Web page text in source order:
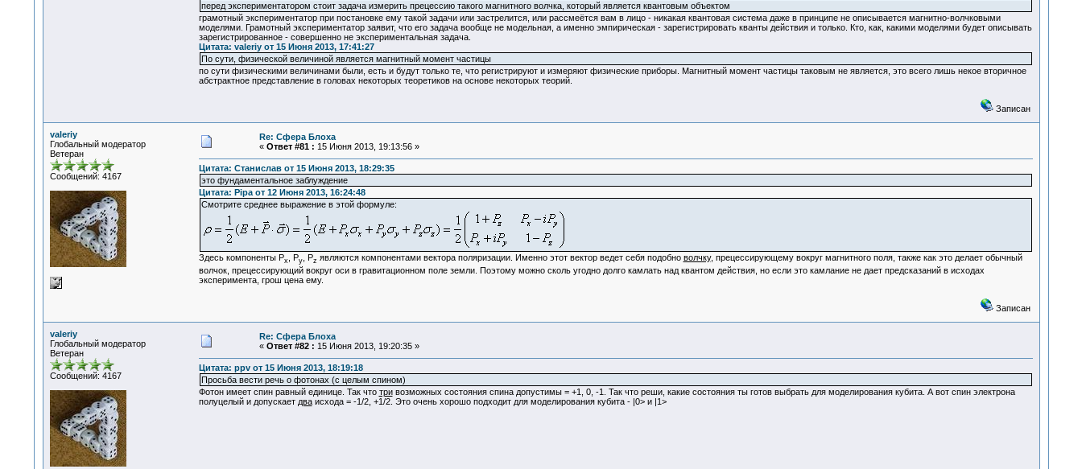
перед экспериментатором стоит задача измерить прецессию такого магнитного волчка, который является квантовым объектом
грамотный экспериментатор при постановке ему такой задачи или застрелится, или рассмеётся вам в лицо - никакая квантовая система даже в принципе не описывается магнитно-волчковыми
моделями. Грамотный экспериментатор заявит, что его задача вообще не модельная, а именно эмпирическая - зарегистрировать кванты действия и только. Кто, как, какими моделями будет описывать
зарегистрированное - совершенно не экспериментальная задача.
Цитата: valeriy от 15 Июня 2013, 17:41:27
По сути, физической величиной является магнитный момент частицы
по сути физическими величинами были, есть и будут только те, что регистрируют и измеряют физические приборы. Магнитный момент частицы таковым не является, это всего лишь некое вторичное
абстрактное представление в головах некоторых теоретиков на основе некоторых теорий.
Записан
valeriy
Глобальный модератор
Ветеран
Сообщений: 4167
Re: Сфера Блоха
« Ответ #81 : 15 Июня 2013, 19:13:56 »
Цитата: Станислав от 15 Июня 2013, 18:29:35
это фундаментальное заблуждение
Цитата: Pipa от 12 Июня 2013, 16:24:48
Смотрите среднее выражение в этой формуле:
Здесь компоненты Px , Py, Pz являются компонентами вектора поляризации. Именно этот вектор ведет себя подобно волчку, прецессирующему вокруг магнитного поля, также как это делает обычный
волчок, прецессирующий вокруг оси в гравитационном поле земли. Поэтому можно сколь угодно долго камлать над квантом действия, но если это камлание не дает предсказаний в исходах
эксперимента, грош цена ему.
Записан
valeriy
Глобальный модератор
Ветеран
Сообщений: 4167
Re: Сфера Блоха
« Ответ #82 : 15 Июня 2013, 19:20:35 »
Цитата: ppv от 15 Июня 2013, 18:19:18
Просьба вести речь о фотонах (с целым спином)
Фотон имеет спин равный единице. Так что тривозможных состояния спина допустимы = +1, 0, -1. Так что реши, какие состояния ты готов выбрать для моделирования кубита. А вот спин электрона
полуцелый и допускает дваисхода = -1/2, +1/2. Это очень хорошо подходит для моделирования кубита - |0> и |1>